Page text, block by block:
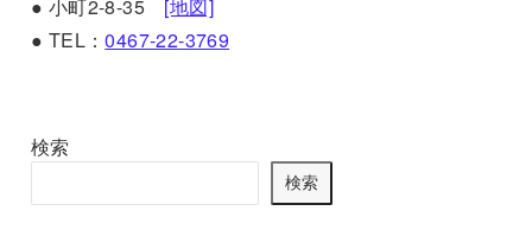
● 小町2-8-35 [地図]
● TEL：0467-22-3769
検索
検索